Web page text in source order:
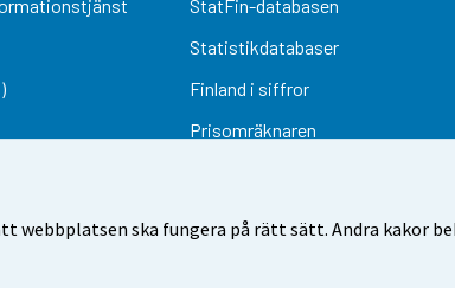
webbplatsen ska fungera på rätt sätt. Andra kakor
StatFin-databasen
Statistikdatabaser
Finland i siffror
Prisomräknaren